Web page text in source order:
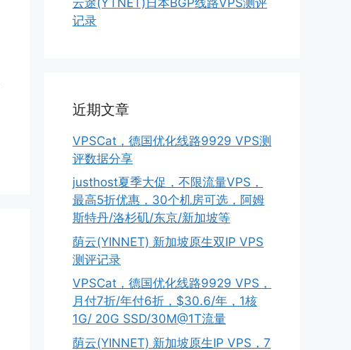
记录
近期文章
VPSCat，德国优化线路9929 VPS测
评数据分享
justhost夏季大促，不限流量VPS，
最高5折优惠，30个机房可选，阿姆
斯特丹/洛杉矶/东京/新加坡等
荫云(YINNET) 新加坡原生双IP VPS
测评记录
VPSCat，德国优化线路9929 VPS，
月付7折/年付6折，$30.6/年，1核
1G/ 20G SSD/30M@1T流量
荫云(YINNET) 新加坡原生IP VPS，7